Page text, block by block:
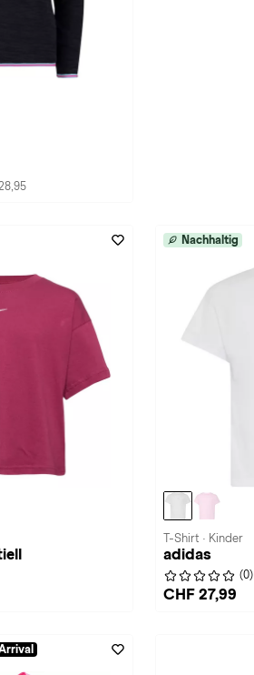
Nachhaltig
T-Shirt · Kinder
adidas
(0)
CHF 27,99